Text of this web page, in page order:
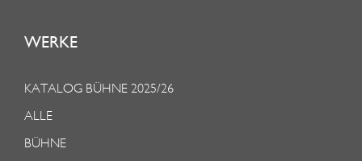
WERKE
KATALOG BÜHNE 2025/26
ALLE
BÜHNE